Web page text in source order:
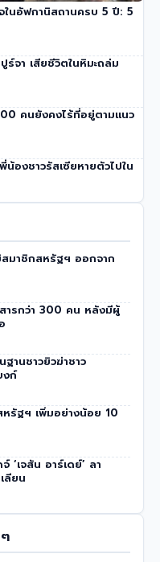
ข้อตกลงปลดอาวุธฮา
นอัฟกานิสถานครบ 5 ปี: 5
จา เสียชีวิตในหิมะถล่ม
คนยังคงไร้ที่อยู่ตามแนว
องชาวรัสเซียหายตัวไปใน
มาชิกสหรัฐฯ ออกจาก
ารกว่า 300 คน หลังมีผู้
านชาวยิวฆ่าชาว
งก์
หรัฐฯ เพิ่มอย่างน้อย 10
‘เจสัน อาร์เดย์’ ลา
ลียน